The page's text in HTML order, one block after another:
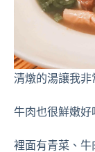
清燉的湯讓我
牛肉也很鮮嫩好
裡面有青菜、牛